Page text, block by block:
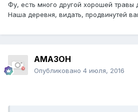
Фу, есть много другой хорошей травы
Наша деревня, видать, продвинутей
AMA3OH
Опубликовано 4 июля, 2016